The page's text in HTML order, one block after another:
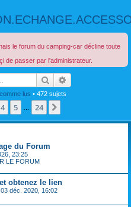
le forum du camping-car décline toute
de passer par l'administrateur.
Rechercher
lus • 472 sujets
4 5 24
du Forum
23:25
LE FORUM
obtenez le lien
03 déc. 2020, 16:02